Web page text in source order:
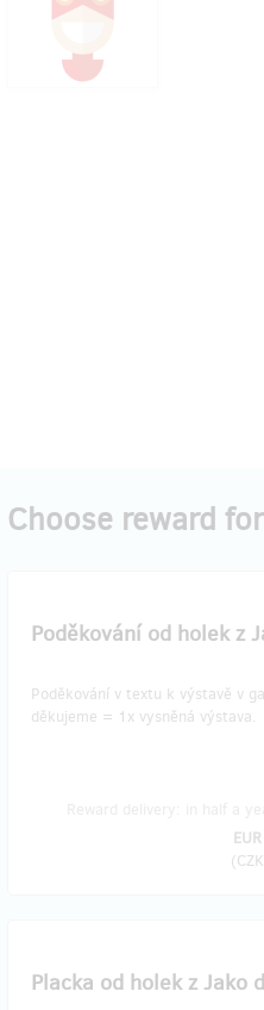
Choose reward
Poděkování od holek z
Poděkování v textu k výstavě v
děkujeme = 1x vysněná výstava.
(
Placka od holek z Jako